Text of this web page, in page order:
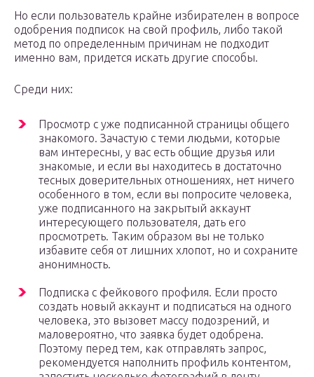
Но если пользователь крайне избирателен в вопросе
одобрения подписок на свой профиль, либо такой
метод по определенным причинам не подходит
именно вам, придется искать другие способы.
Среди них:
Просмотр с уже подписанной страницы общего
знакомого. Зачастую с теми людьми, которые
вам интересны, у вас есть общие друзья или
знакомые, и если вы находитесь в достаточно
тесных доверительных отношениях, нет ничего
особенного в том, если вы попросите человека,
уже подписанного на закрытый аккаунт
интересующего пользователя, дать его
просмотреть. Таким образом вы не только
избавите себя от лишних хлопот, но и сохраните
анонимность.
Подписка с фейкового профиля. Если просто
создать новый аккаунт и подписаться на одного
человека, это вызовет массу подозрений, и
маловероятно, что заявка будет одобрена.
Поэтому перед тем, как отправлять запрос,
рекомендуется наполнить профиль контентом,